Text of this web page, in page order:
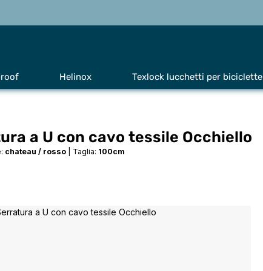
Helinox Texlock lucchetti per biciclette
a U con cavo tessile Occhiello
chateau / rosso Taglia: 100cm